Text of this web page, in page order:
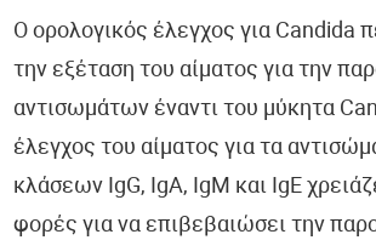
Ο ορολογικός έλεγχος για Candida
την εξέταση του αίματος για την
αντισωμάτων έναντι του μύκητα
έλεγχος του αίματος για τα
κλάσεων IgG, IgA, IgM και IgE
φορές για να επιβεβαιώσει την